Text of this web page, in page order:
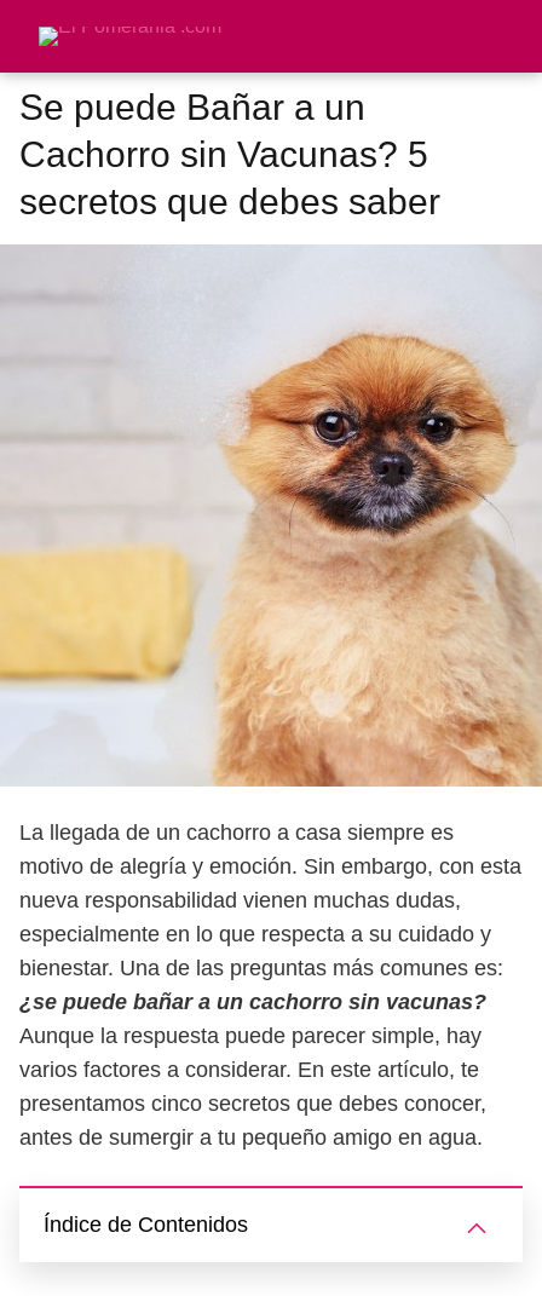
Se puede Bañar a un
Cachorro sin Vacunas? 5
secretos que debes saber
La llegada de un cachorro a casa siempre es
motivo de alegría y emoción. Sin embargo, con esta
nueva responsabilidad vienen muchas dudas,
especialmente en lo que respecta a su cuidado y
bienestar. Una de las preguntas más comunes es:
¿se puede bañar a un cachorro sin vacunas?
Aunque la respuesta puede parecer simple, hay
varios factores a considerar. En este artículo, te
presentamos cinco secretos que debes conocer,
antes de sumergir a tu pequeño amigo en agua.
Índice de Contenidos